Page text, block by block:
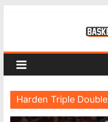
Harden Triple Double